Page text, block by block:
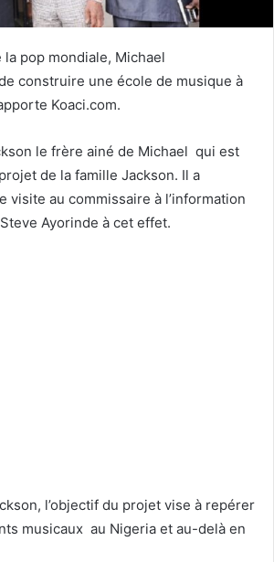
pop mondiale, Michael
construire une école de musique à
Koaci.com.
le frère ainé de Michael qui est
de la famille Jackson. Il a
visite au commissaire à l’information
Ayorinde à cet effet.
l’objectif du projet vise à repérer
musicaux au Nigeria et au-delà en